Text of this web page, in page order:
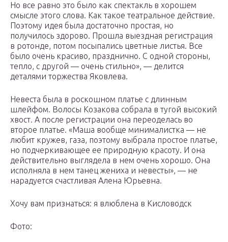
Но все равно это было как спектакль в хорошем
смысле этого слова. Как такое театральное действие.
Поэтому идея была достаточно простая, но
получилось здорово. Прошла выездная регистрация
в ротонде, потом посыпались цветные листья. Все
было очень красиво, празднично. С одной стороны,
тепло, с другой — очень стильно», — делится
деталями торжества Яковлева.
Невеста была в роскошном платье с длинным
шлейфом. Волосы Козакова собрала в тугой высокий
хвост. А после регистрации она переоделась во
второе платье. «Маша вообще минималистка — не
любит кружев, газа, поэтому выбрала простое платье,
но подчеркивающее ее природную красоту. И она
действительно выглядела в нем очень хорошо. Она
исполняла в нем танец жениха и невесты», — не
нарадуется счастливая Алена Юрьевна.
Хочу вам признаться: я влюблена в Кисловодск
Фото: